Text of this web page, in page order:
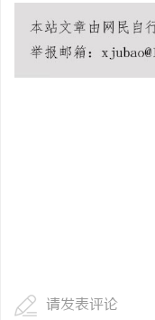
请发表评论